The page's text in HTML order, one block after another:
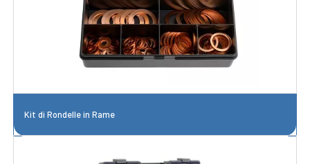
Kit di Rondelle in Rame